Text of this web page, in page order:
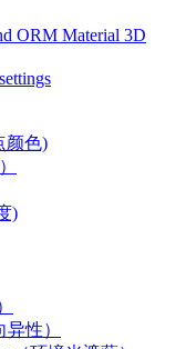
ORM Material 3D
颜色)
)
性）